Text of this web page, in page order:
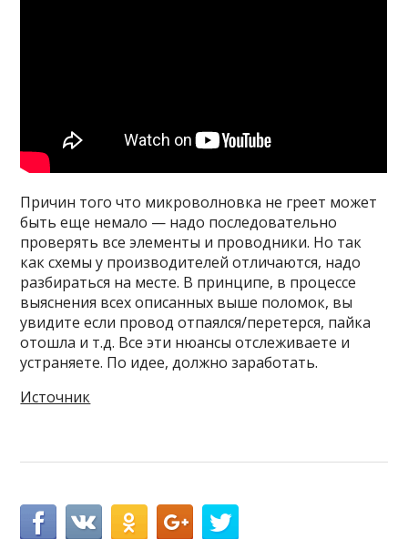
Причин того что микроволновка не греет может
быть еще немало — надо последовательно
проверять все элементы и проводники. Но так
как схемы у производителей отличаются, надо
разбираться на месте. В принципе, в процессе
выяснения всех описанных выше поломок, вы
увидите если провод отпаялся/перетерся, пайка
отошла и т.д. Все эти нюансы отслеживаете и
устраняете. По идее, должно заработать.
Источник